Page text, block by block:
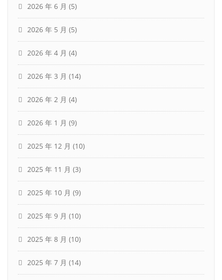
2026 年 6 月 (5)
2026 年 5 月 (5)
2026 年 4 月 (4)
2026 年 3 月 (14)
2026 年 2 月 (4)
2026 年 1 月 (9)
2025 年 12 月 (10)
2025 年 11 月 (3)
2025 年 10 月 (9)
2025 年 9 月 (10)
2025 年 8 月 (10)
2025 年 7 月 (14)